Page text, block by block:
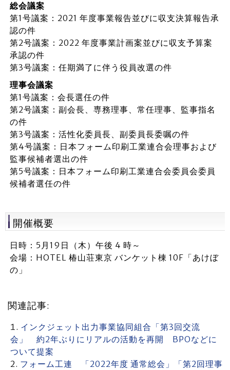
総会議案
第1号議案：2021 年度事業報告並びに収支決算報告承
認の件
第2号議案：2022 年度事業計画案並びに収支予算案
承認の件
第3号議案：任期満了に伴う役員改選の件
理事会議案
第1号議案：会長選任の件
第2号議案：副会長、専務理事、常任理事、監事指名
の件
第3号議案：活性化委員長、副委員長委嘱の件
第4号議案：日本フォーム印刷工業連合会理事および
監事候補者選出の件
第5号議案：日本フォーム印刷工業連合会委員会委員
候補者選任の件
開催概要
日時：5月19日（木）午後 4 時～
会場：HOTEL 椿山荘東京 バンケット棟 10F「あけぼ
の」
関連記事:
インクジェット出力事業協同組合「第3回交流
会」 約2年ぶりにリアルの活動を再開 BPOなどに
ついて提案
フォーム工連 「2022年度 通常総会」「第2回理事